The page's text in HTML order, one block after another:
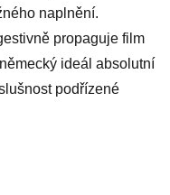
naplnění.
propaguje film
ideál absolutní
podřízené